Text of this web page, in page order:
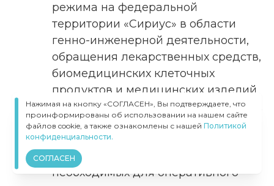
режима на федеральной
территории «Сириус» в области
генно-инженерной деятельности,
обращения лекарственных средств,
биомедицинских клеточных
продуктов и медицинских изделий
для ускорения доступа пациентов к
прорывным методам лечения
Создание и совершенствование
технологических платформ,
необходимых для оперативного
Нажимая на кнопку «СОГЛАСЕН», Вы подтверждаете, что
проинформированы об использовании на нашем сайте
файлов cookie, а также ознакомлены с нашей Политикой
конфиденциальности.
СОГЛАСЕН